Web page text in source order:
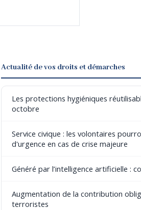
Actualité de vos droits et démarches
Les protections hygiéniques
octobre
Service civique : les volontaires
d'urgence en cas de crise majeure
Généré par l’intelligence artificielle :
Augmentation de la contribution
terroristes